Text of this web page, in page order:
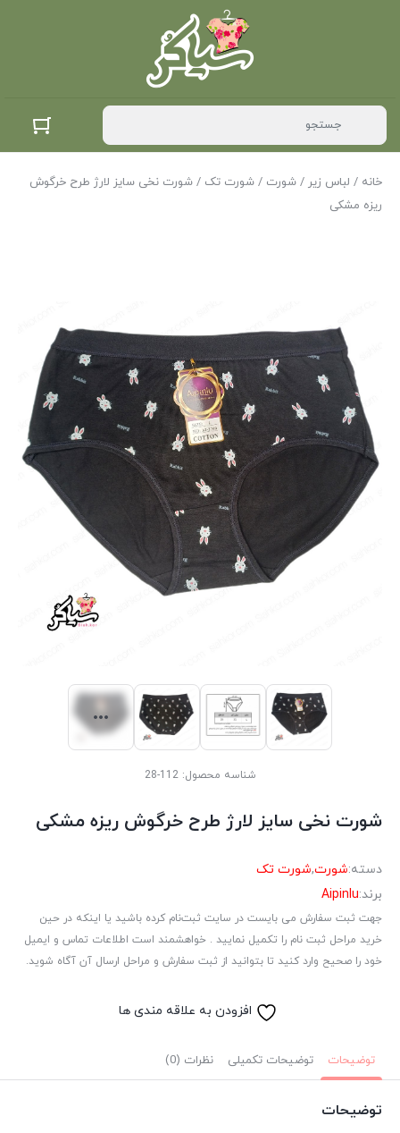
خانه / لباس زیر / شورت / شورت تک / شورت نخی سایز لارژ طرح خرگوش
ریزه مشکی
شناسه محصول:112-28
شورت نخی سایز لارژ طرح خرگوش ریزه مشکی
دسته:شورت,شورت تک
برند:Aipinlu
جهت ثبت سفارش می بایست در سایت ثبت‌نام کرده باشید یا اینکه در حین
خرید مراحل ثبت نام را تکمیل نمایید . خواهشمند است اطلاعات تماس و ایمیل
خود را صحیح وارد کنید تا بتوانید از ثبت سفارش و مراحل ارسال آن آگاه شوید.
افزودن به علاقه مندی ها
توضیحات توضیحات تکمیلی نظرات (0)
توضیحات